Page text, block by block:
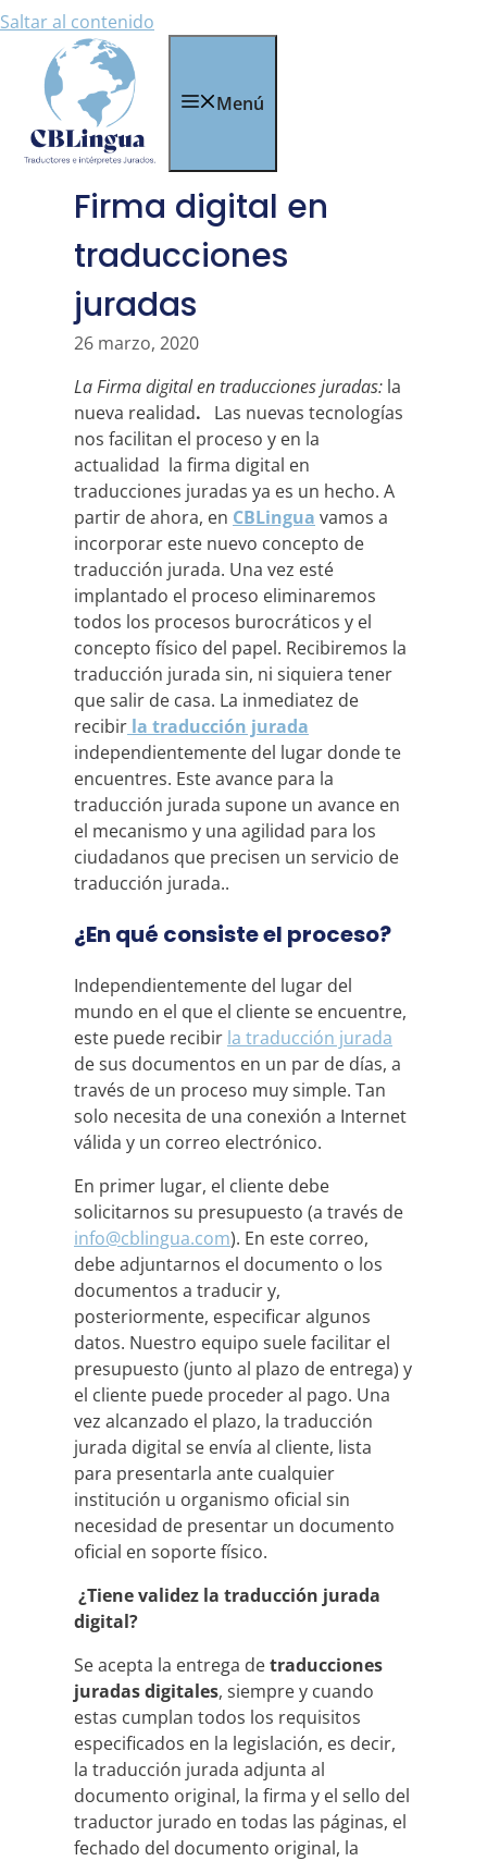
Saltar al contenido
Menú
Firma digital en
traducciones
juradas
26 marzo, 2020
La Firma digital en traducciones juradas: la
nueva realidad.
Las nuevas tecnologías
nos facilitan el proceso y en la
actualidad la firma digital en
traducciones juradas ya es un hecho. A
partir de ahora, en CBLingua vamos a
incorporar este nuevo concepto de
traducción jurada. Una vez esté
implantado el proceso eliminaremos
todos los procesos burocráticos y el
concepto físico del papel. Recibiremos la
traducción jurada sin, ni siquiera tener
que salir de casa. La inmediatez de
recibir la traducción jurada
independientemente del lugar donde te
encuentres. Este avance para la
traducción jurada supone un avance en
el mecanismo y una agilidad para los
ciudadanos que precisen un servicio de
traducción jurada..
¿En qué consiste el proceso?
Independientemente del lugar del
mundo en el que el cliente se encuentre,
este puede recibir la traducción jurada
de sus documentos en un par de días, a
través de un proceso muy simple. Tan
solo necesita de una conexión a Internet
válida y un correo electrónico.
En primer lugar, el cliente debe
solicitarnos su presupuesto (a través de
info@cblingua.com). En este correo,
debe adjuntarnos el documento o los
documentos a traducir y,
posteriormente, especificar algunos
datos. Nuestro equipo suele facilitar el
presupuesto (junto al plazo de entrega) y
el cliente puede proceder al pago. Una
vez alcanzado el plazo, la traducción
jurada digital se envía al cliente, lista
para presentarla ante cualquier
institución u organismo oficial sin
necesidad de presentar un documento
oficial en soporte físico.
¿Tiene validez la traducción jurada
digital?
Se acepta la entrega detraducciones
juradas digitales, siempre y cuando
estas cumplan todos los requisitos
especificados en la legislación, es decir,
la traducción jurada adjunta al
documento original, la firma y el sello del
traductor jurado en todas las páginas, el
fechado del documento original, la